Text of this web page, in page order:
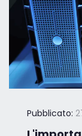
Pubblicato: